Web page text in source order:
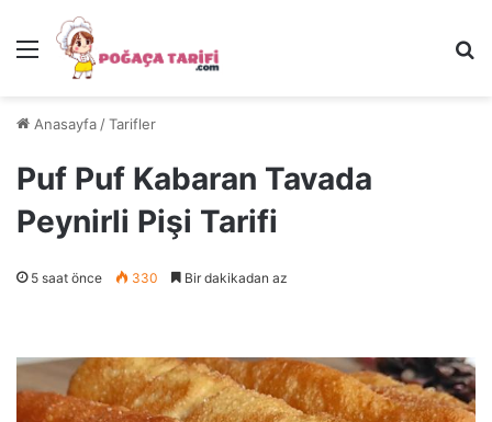
Menü
Anasayfa /Tarifler
Puf Puf Kabaran Tavada
Peynirli Pişi Tarifi
5 saat önce 330 Bir dakikadan az